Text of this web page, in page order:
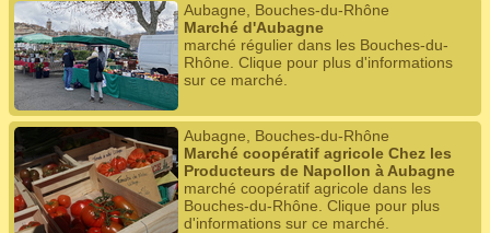
Aubagne, Bouches-du-Rhône
Marché d'Aubagne
marché régulier dans les Bouches-du-
Rhône. Clique pour plus d'informations
sur ce marché.
Aubagne, Bouches-du-Rhône
Marché coopératif agricole Chez les
Producteurs de Napollon à Aubagne
marché coopératif agricole dans les
Bouches-du-Rhône. Clique pour plus
d'informations sur ce marché.